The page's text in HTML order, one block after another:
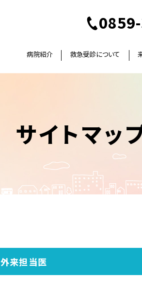
病院紹介 救急受診について
サイトマッ
外来担当医